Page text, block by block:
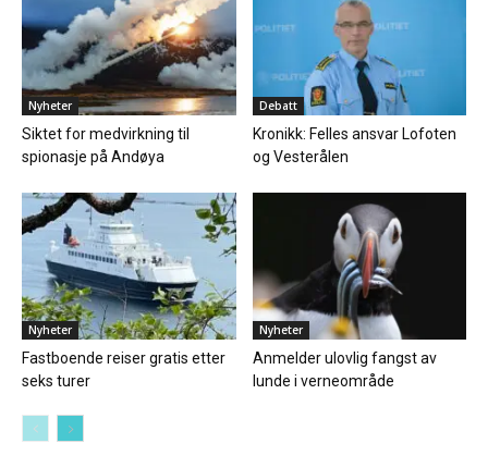
Nyheter
Siktet for medvirkning til
spionasje på Andøya
Debatt
Kronikk: Felles ansvar Lofoten
og Vesterålen
Nyheter
Fastboende reiser gratis etter
seks turer
Nyheter
Anmelder ulovlig fangst av
lunde i verneområde